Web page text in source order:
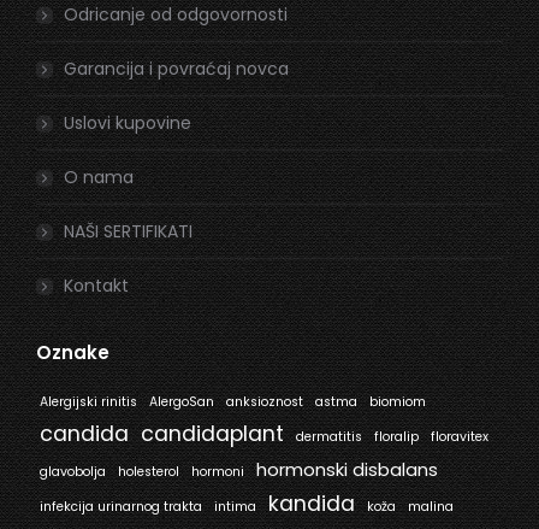
windowwindow
Odricanje od odgovornosti
Garancija i povraćaj novca
Uslovi kupovine
O nama
NAŠI SERTIFIKATI
Kontakt
Oznake
Alergijski rinitis AlergoSan anksioznost astma biomiom
candida candidaplant dermatitis floralip
floravitex
glavobolja
holesterol hormoni hormonski disbalans
infekcija urinarnog trakta intima kandida koža malina